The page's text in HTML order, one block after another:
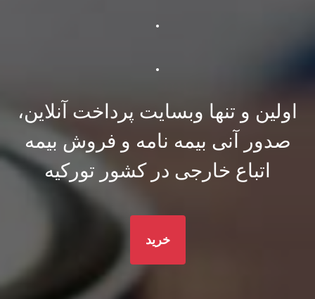
.
.
اولین و تنها وبسایت پرداخت آنلاین،
صدور آنی بیمه نامه و فروش بیمه
اتباع خارجی در کشور تورکیه
خرید